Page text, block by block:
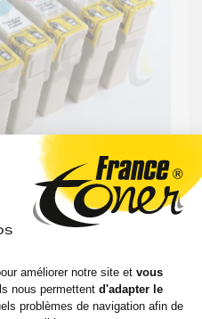
LA MARQUE EPSON
générique
Série Colibri
- Format